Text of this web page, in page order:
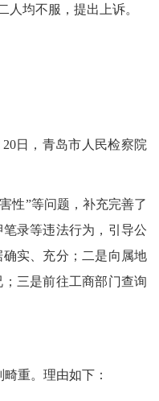
均不服，提出上诉。
日，青岛市人民检察院
性”等问题，补充完善了
录等违法行为，引导公
实、充分；二是向属地
三是前往工商部门查询
重。理由如下：